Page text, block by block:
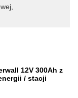
12V 300Ah z
/ stacji